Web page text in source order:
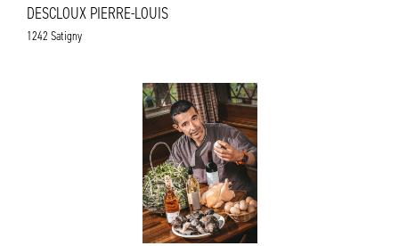
DESCLOUX PIERRE-LOUIS
1242 Satigny